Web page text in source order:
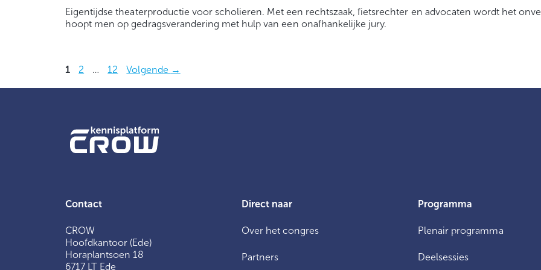
Eigentijdse theaterproductie voor scholieren. Met een rechtszaak, fietsrechter en advocaten wordt het
hoopt men op gedragsverandering met hulp van een onafhankelijke jury.
Pagina
1 Pagina
2 … Pagina
12 Volgende →
Contact
CROW
Hoofdkantoor (Ede)
Horaplantsoen 18
6717 LT Ede
Direct naar
Over het congres
Partners
Programma
Plenair programma
Deelsessies